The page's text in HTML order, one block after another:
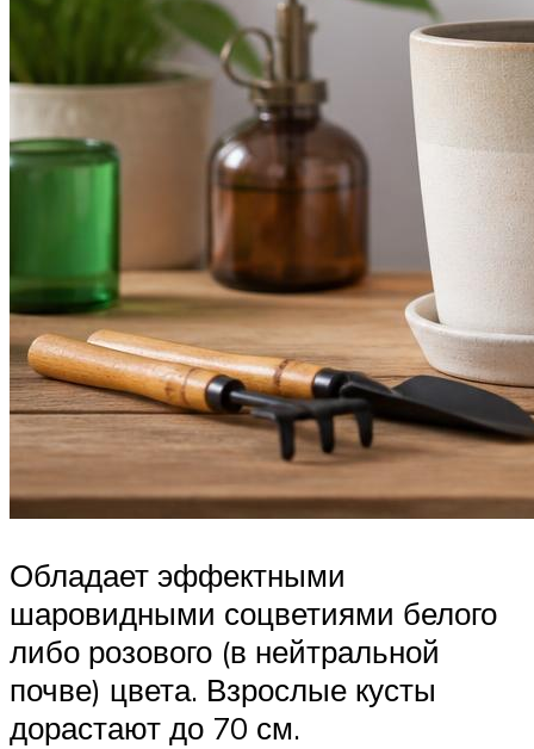
Обладает эффектными
шаровидными соцветиями белого
либо розового (в нейтральной
почве) цвета. Взрослые кусты
дорастают до 70 см.